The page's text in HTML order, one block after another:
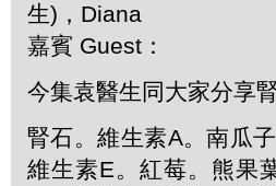
生)，Diana
嘉賓 Guest：
今集袁醫生同大家分享
腎石。維生素A。南瓜
維生素E。紅莓。熊果